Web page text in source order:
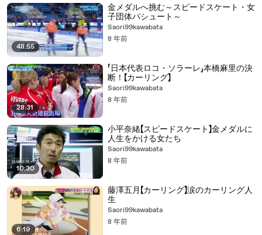
48:55
金メダルへ挑む～スピードスケート・女
子団体パシュート～
Saori99kawabata
8 年前
28:31
「日本代表ロコ・ソラーレ」本橋麻里の決
断！【カーリング】
Saori99kawabata
8 年前
10:30
小平奈緒【スピードスケート】金メダルに
人生をかける女たち
Saori99kawabata
8 年前
6:19
藤澤五月【カーリング】涙のカーリング人
生
Saori99kawabata
8 年前